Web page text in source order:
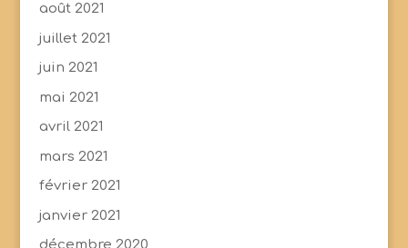
août 2021
juillet 2021
juin 2021
mai 2021
avril 2021
mars 2021
février 2021
janvier 2021
décembre 2020